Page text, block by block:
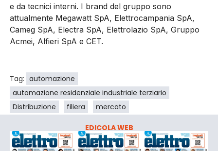
e da tecnici interni. I brand del gruppo sono
attualmente Megawatt SpA, Elettrocampania SpA,
Cameg SpA, Electra SpA, Elettrolazio SpA, Gruppo
Acmei, Alfieri SpA e CET.
Tag: automazione
automazione residenziale industriale terziario
Distribuzione
filiera mercato
EDICOLA WEB